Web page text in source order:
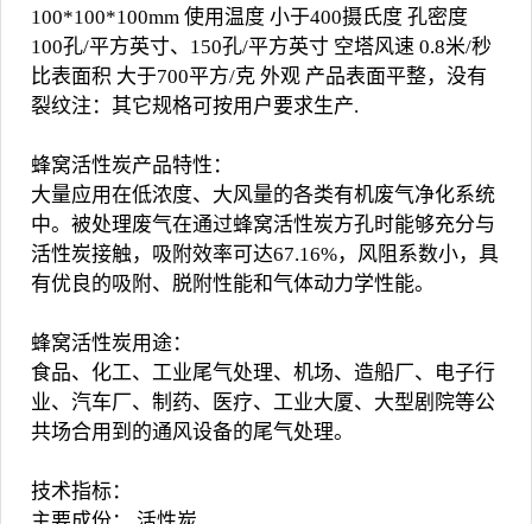
100*100*100mm 使用温度 小于400摄氏度 孔密度
100孔/平方英寸、150孔/平方英寸 空塔风速 0.8米/秒
比表面积 大于700平方/克 外观 产品表面平整，没有
裂纹注：其它规格可按用户要求生产.
蜂窝活性炭产品特性：
大量应用在低浓度、大风量的各类有机废气净化系统
中。被处理废气在通过蜂窝活性炭方孔时能够充分与
活性炭接触，吸附效率可达67.16%，风阻系数小，具
有优良的吸附、脱附性能和气体动力学性能。
蜂窝活性炭用途：
食品、化工、工业尾气处理、机场、造船厂、电子行
业、汽车厂、制药、医疗、工业大厦、大型剧院等公
共场合用到的通风设备的尾气处理。
技术指标：